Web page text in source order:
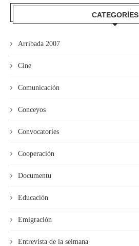
CATEGORÍES
Arribada 2007
Cine
Comunicación
Conceyos
Convocatories
Cooperación
Documentu
Educación
Emigración
Entrevista de la selmana